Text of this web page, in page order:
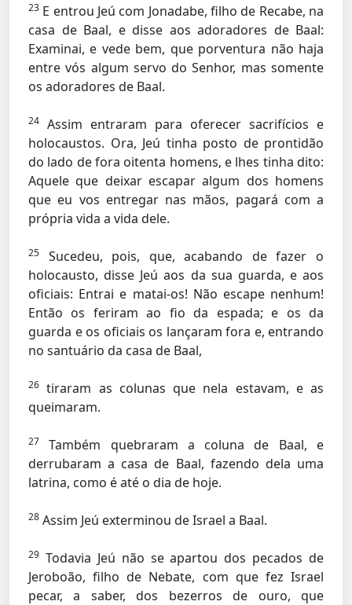
23 E entrou Jeú com Jonadabe, filho de Recabe, na
casa de Baal, e disse aos adoradores de Baal:
Examinai, e vede bem, que porventura não haja
entre vós algum servo do Senhor, mas somente
os adoradores de Baal.
24 Assim entraram para oferecer sacrifícios e
holocaustos. Ora, Jeú tinha posto de prontidão
do lado de fora oitenta homens, e lhes tinha dito:
Aquele que deixar escapar algum dos homens
que eu vos entregar nas mãos, pagará com a
própria vida a vida dele.
25
Sucedeu, pois, que, acabando de fazer o
holocausto, disse Jeú aos da sua guarda, e aos
oficiais: Entrai e matai-os! Não escape nenhum!
Então os feriram ao fio da espada; e os da
guarda e os oficiais os lançaram fora e, entrando
no santuário da casa de Baal,
26 tiraram as colunas que nela estavam, e as
queimaram.
27
Também quebraram a coluna de Baal, e
derrubaram a casa de Baal, fazendo dela uma
latrina, como é até o dia de hoje.
28 Assim Jeú exterminou de Israel a Baal.
29 Todavia Jeú não se apartou dos pecados de
Jeroboão, filho de Nebate, com que fez Israel
pecar, a saber, dos bezerros de ouro, que